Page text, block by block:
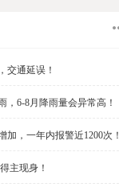
交通延误！
，6-8月降雨量会异常高！
加，一年内报警近1200次！
主现身！